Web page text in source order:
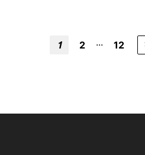
1 2 ... 12